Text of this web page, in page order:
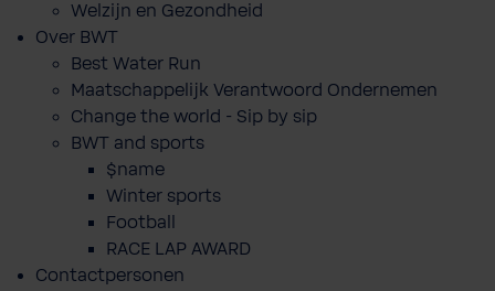
Welzijn en Gezondheid
Over BWT
Best Water Run
Maatschappelijk Verantwoord Ondernemen
Change the world - Sip by sip
BWT and sports
$name
Winter sports
Football
RACE LAP AWARD
Contactpersonen